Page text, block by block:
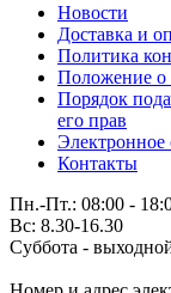
Новости
Доставка и
Политика
Положение о
Порядок
его прав
Контакты
Пн.-Пт.: 08:00 -
Вс: 8.30-16.30
Суббота -